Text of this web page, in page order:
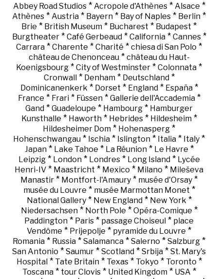
Abbey Road Studios* Acropole d'Athènes* Alsace *
Athènes * Austria * Bayern * Bay of Naples * Berlin *
Brie * British Museum * Bucharest * Budapest *
Burgtheater* Café Gerbeaud* California* Cannes*
Carrara * Charente * Charité * chiesa di San Polo *
château de Chenonceau* château du Haut-
Koenigsbourg * City of Westminster * Colonnata *
Cronwall * Denham* Deutschland*
Dominicanenkerk * Dorset * England* España*
France * Frari* Füssen* Gallerie dell'Accademia*
Gand * Guadeloupe * Hambourg * Hamburger
Kunsthalle * Haworth* Hebrides* Hildesheim*
Hildesheimer Dom * Hohenasperg *
Hohenschwangau * Ischia * Islington * Italia * Italy *
Japan* Lake Tahoe * La Réunion* Le Havre *
Leipzig* London* Londres* Long Island* Lycée
Henri-IV * Maastricht * Mexico * Milano * Mileševa
Manastir * Montfort-l'Amaury * musée d'Orsay *
musée du Louvre * musée Marmottan Monet *
National Gallery* New England* New York *
Niedersachsen* North Pole * Opéra-Comique *
Paddington * Paris * passage Choiseul * place
Vendôme * Prijepolje * pyramide du Louvre *
Romania * Russia * Salamanca * Salerno * Salzburg *
San Antonio * Saumur * Scotland * Srbija * St. Mary's
Hospital* Tate Britain* Texas* Tokyo * Toronto *
Toscana* tour Clovis* United Kingdom* USA *